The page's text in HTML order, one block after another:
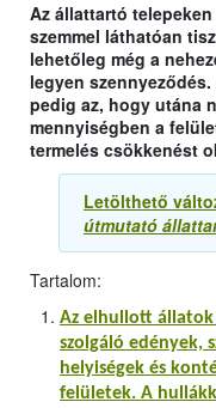
Az állattartó
szemmel láthatóan
lehetőleg még a
legyen
pedig az, hogy utána
mennyiségben a
termelés csökkenést
Letölthető
útmutató
Tartalom:
Az elhullott állatok
szolgáló edények,
helyiségek és
felületek. A